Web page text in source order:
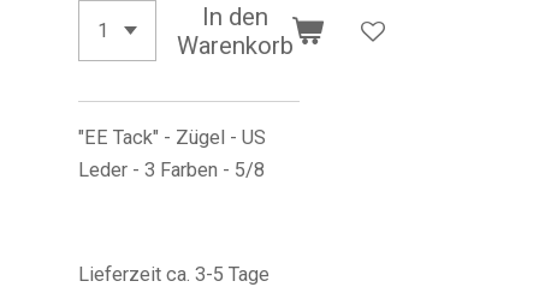
In den
Warenkorb
"EE Tack" - Zügel - US
Leder - 3 Farben - 5/8
Lieferzeit ca. 3-5 Tage